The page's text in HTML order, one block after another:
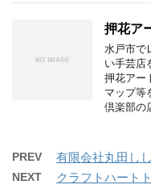
押花ア
水戸市で
い手芸店
押花アー
マップ等
倶楽部の
PREV 有限会社丸田し
NEXT クラフトハート